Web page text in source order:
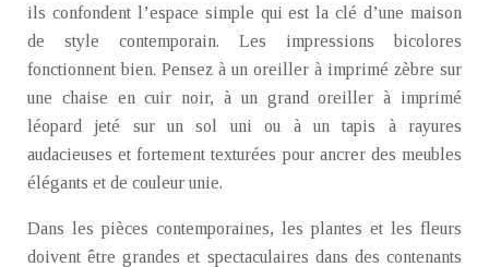
ils confondent l’espace simple qui est la clé d’une maison
de style contemporain. Les impressions bicolores
fonctionnent bien. Pensez à un oreiller à imprimé zèbre sur
une chaise en cuir noir, à un grand oreiller à imprimé
léopard jeté sur un sol uni ou à un tapis à rayures
audacieuses et fortement texturées pour ancrer des meubles
élégants et de couleur unie.
Dans les pièces contemporaines, les plantes et les fleurs
doivent être grandes et spectaculaires dans des contenants